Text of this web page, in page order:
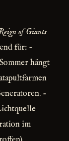
of Giants
für: -
hängt
-
im